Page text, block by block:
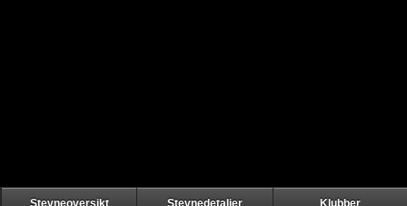
Stevneoversikt Stevnedetaljer Klubber